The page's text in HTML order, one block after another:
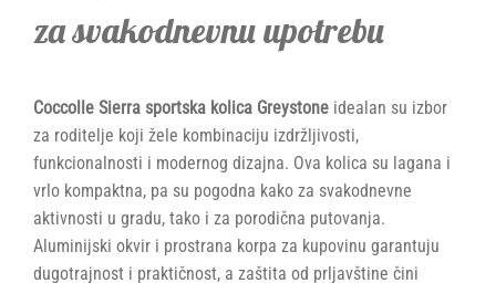
za svakodnevnu upotrebu
Coccolle Sierra sportska kolica Greystone idealan su izbor
za roditelje koji žele kombinaciju izdržljivosti,
funkcionalnosti i modernog dizajna. Ova kolica su lagana i
vrlo kompaktna, pa su pogodna kako za svakodnevne
aktivnosti u gradu, tako i za porodična putovanja.
Aluminijski okvir i prostrana korpa za kupovinu garantuju
dugotrajnost i praktičnost, a zaštita od prljavštine čini